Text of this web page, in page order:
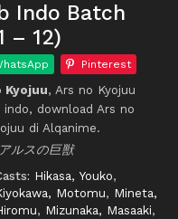
Indo Batch
– 12)
Pinterest
Kyojuu, Ars no Kyojuu
download Ars no
di Alqanime.
ルスの巨獣
Hikasa, Youko,
Motomu, Mineta,
, Mizunaka, Masaaki,